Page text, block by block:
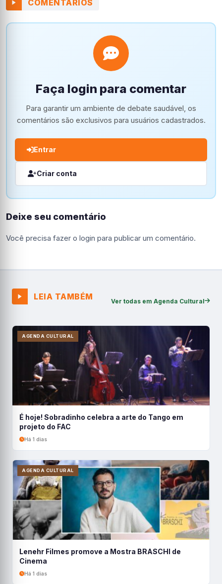
COMENTÁRIOS
Faça login para comentar
Para garantir um ambiente de debate saudável, os
comentários são exclusivos para usuários cadastrados.
Entrar
Criar conta
Deixe seu comentário
Você precisa fazer o login para publicar um comentário.
LEIA TAMBÉM Ver todas em Agenda Cultural
AGENDA CULTURAL
É hoje! Sobradinho celebra a arte do Tango em
projeto do FAC
Há 1 dias
AGENDA CULTURAL
Lenehr Filmes promove a Mostra BRASCHI de
Cinema
Há 1 dias